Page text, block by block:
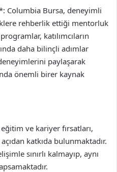
Columbia Bursa, deneyimli
rehberlik ettiği mentorluk
katılımcıların
daha bilinçli adımlar
paylaşarak
önemli birer kaynak
ve kariyer fırsatları,
katkıda bulunmaktadır.
sınırlı kalmayıp, aynı